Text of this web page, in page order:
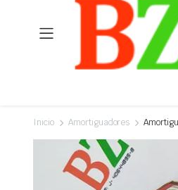
Inicio Amortiguadores